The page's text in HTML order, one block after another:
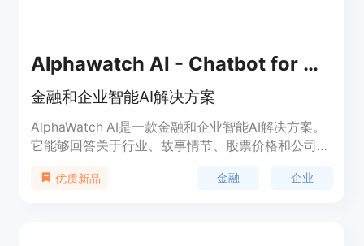
Alphawatch AI - Chatbot for Hedge Funds
金融和企业智能AI解决方案
AlphaWatch AI是一款金融和企业智能AI解决方案。
它能够回答关于行业、故事情节、股票价格和公司发
方案。AlphaWatch AI能够帮助银行、对冲基金、股
优质新品 金融 企业